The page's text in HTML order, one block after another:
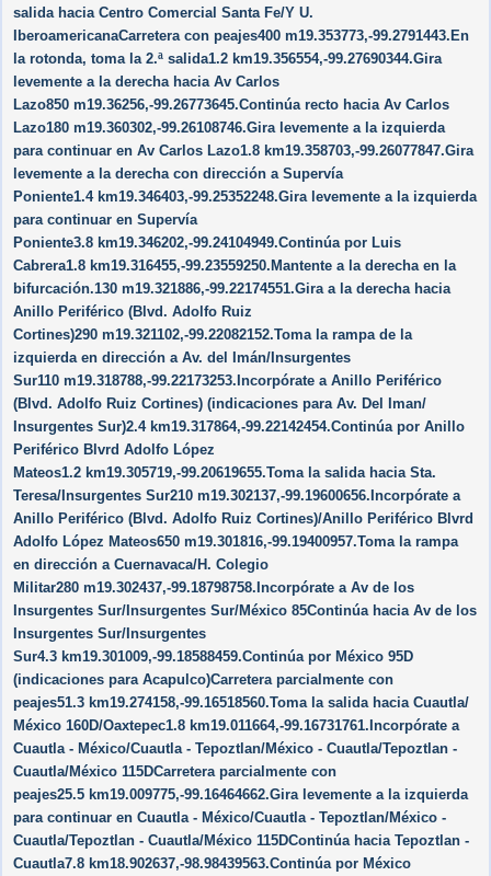
salida hacia Centro Comercial Santa Fe/​Y U.
IberoamericanaCarretera con peajes400 m19.353773,-99.2791443.En
la rotonda, toma la 2.ª salida1.2 km19.356554,-99.27690344.Gira
levemente a la derecha hacia Av Carlos
Lazo850 m19.36256,-99.26773645.Continúa recto hacia Av Carlos
Lazo180 m19.360302,-99.26108746.Gira levemente a la izquierda
para continuar en Av Carlos Lazo1.8 km19.358703,-99.26077847.Gira
levemente a la derecha con dirección a Supervía
Poniente1.4 km19.346403,-99.25352248.Gira levemente a la izquierda
para continuar en Supervía
Poniente3.8 km19.346202,-99.24104949.Continúa por Luis
Cabrera1.8 km19.316455,-99.23559250.Mantente a la derecha en la
bifurcación.130 m19.321886,-99.22174551.Gira a la derecha hacia
Anillo Periférico (Blvd. Adolfo Ruiz
Cortines)290 m19.321102,-99.22082152.Toma la rampa de la
izquierda en dirección a Av. del Imán/​Insurgentes
Sur110 m19.318788,-99.22173253.Incorpórate a Anillo Periférico
(Blvd. Adolfo Ruiz Cortines) (indicaciones para Av. Del Iman/​
Insurgentes Sur)2.4 km19.317864,-99.22142454.Continúa por Anillo
Periférico Blvrd Adolfo López
Mateos1.2 km19.305719,-99.20619655.Toma la salida hacia Sta.
Teresa/​Insurgentes Sur210 m19.302137,-99.19600656.Incorpórate a
Anillo Periférico (Blvd. Adolfo Ruiz Cortines)/​Anillo Periférico Blvrd
Adolfo López Mateos650 m19.301816,-99.19400957.Toma la rampa
en dirección a Cuernavaca/​H. Colegio
Militar280 m19.302437,-99.18798758.Incorpórate a Av de los
Insurgentes Sur/​Insurgentes Sur/​México 85Continúa hacia Av de los
Insurgentes Sur/​Insurgentes
Sur4.3 km19.301009,-99.18588459.Continúa por México 95D
(indicaciones para Acapulco)Carretera parcialmente con
peajes51.3 km19.274158,-99.16518560.Toma la salida hacia Cuautla/​
México 160D/​Oaxtepec1.8 km19.011664,-99.16731761.Incorpórate a
Cuautla - México/​Cuautla - Tepoztlan/​México - Cuautla/​Tepoztlan -
Cuautla/​México 115DCarretera parcialmente con
peajes25.5 km19.009775,-99.16464662.Gira levemente a la izquierda
para continuar en Cuautla - México/​Cuautla - Tepoztlan/​México -
Cuautla/​Tepoztlan - Cuautla/​México 115DContinúa hacia Tepoztlan -
Cuautla7.8 km18.902637,-98.98439563.Continúa por México